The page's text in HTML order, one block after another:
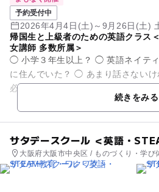
予約受付中
2026年4月4日(土)～9月26日(土)
帰国生と上級者のための英語クラス
女講師 多数所属＞
◯ 小学３年生以上？ ◯ 英語ネイテ
に住んでいた？ ◯ あまり話さないけ
必要な時にしっかり話せる？ ◯ 日
続きをみる
サタデースクール ＜英語・
大阪府大阪市中央区 / ものづくり・学び